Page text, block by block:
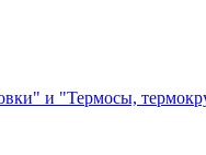
и "Термосы,